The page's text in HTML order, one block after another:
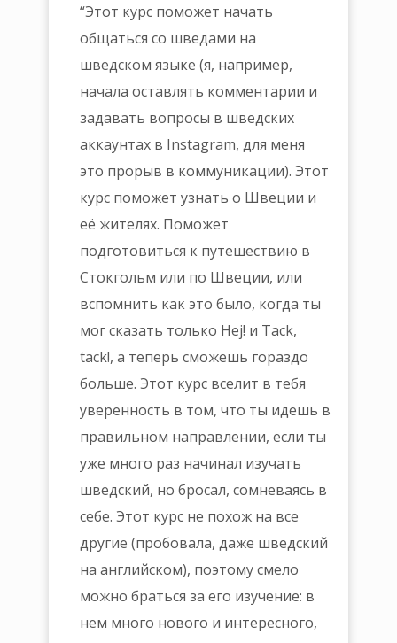
“Этот курс поможет начать
общаться со шведами на
шведском языке (я, например,
начала оставлять комментарии и
задавать вопросы в шведских
аккаунтах в Instagram, для меня
это прорыв в коммуникации). Этот
курс поможет узнать о Швеции и
её жителях. Поможет
подготовиться к путешествию в
Стокгольм или по Швеции, или
вспомнить как это было, когда ты
мог сказать только Hej! и Tack,
tack!, а теперь сможешь гораздо
больше. Этот курс вселит в тебя
уверенность в том, что ты идешь в
правильном направлении, если ты
уже много раз начинал изучать
шведский, но бросал, сомневаясь в
себе. Этот курс не похож на все
другие (пробовала, даже шведский
на английском), поэтому смело
можно браться за его изучение: в
нем много нового и интересного,